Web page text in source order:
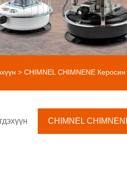
>CHIMNEL CHIMNENE
CHIMNEL